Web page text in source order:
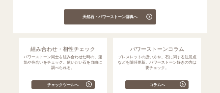
天然石・パワーストーン辞典へ
組み合わせ・相性チェック
パワーストーン同士を組み合わせた時の、運
気や色合いをチェック。使いたい石を自由に
調べられる。
チェックツールへ
パワーストーンコラム
ブレスレットの扱い方や、石に関する注意点
などを随時更新。パワーストーン好きの方は
要チェック。
コラムへ